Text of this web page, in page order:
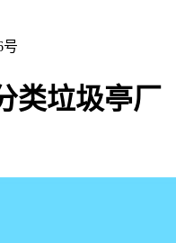
号
类垃圾亭厂